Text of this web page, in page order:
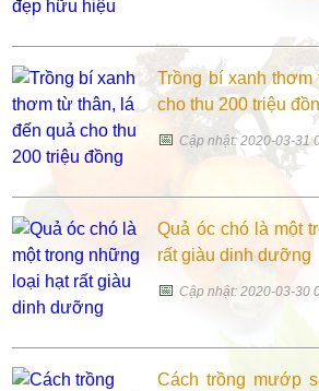
Trồng bí xanh
cho thu 200 triệu
📅Cập nhật: 2020-03-31
Quả óc chó là một
rất giàu dinh dưỡng
📅Cập nhật: 2020-03-30
Cách trồng mướp